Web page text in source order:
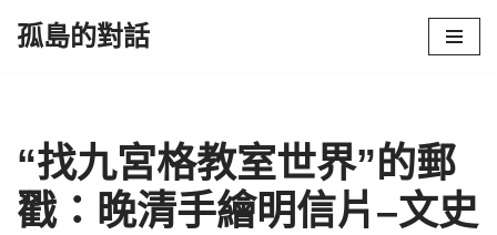
孤島的對話
“找九宮格教室世界”的郵
戳：晚清手繪明信片–文史